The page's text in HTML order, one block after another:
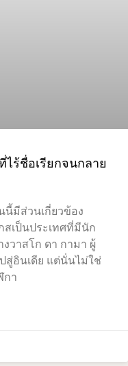
ไร้ชื่อเรียกจนกลาย
นี้มีส่วนเกี่ยวข้อง
สเป็นประเทศที่มีนัก
วาสโก ดา กามา ผู้
สู่อินเดีย แต่นั่นไม่ใช่
กา